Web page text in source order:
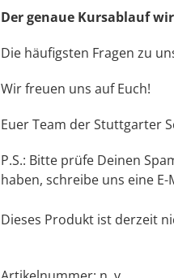
Der genaue Kursablauf
Die häufigsten Fragen zu
Wir freuen uns auf Euch!
Euer Team der Stuttgarter
P.S.: Bitte prüfe Deinen
haben, schreibe uns eine
Dieses Produkt ist derzeit